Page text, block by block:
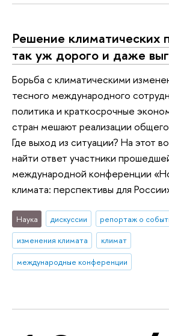
Решение климатических
так уж дорого и даже
Борьба с климатическими
тесного международного
политика и краткосрочные
стран мешают реализации
Где выход из ситуации? На этот
найти ответ участники
международной конференции
климата: перспективы для
Наука дискуссии
репортаж о
изменения климата
климат
международные конференции